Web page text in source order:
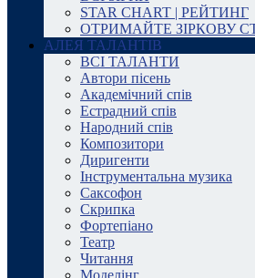
STAR CHART | РЕЙТИНГ
ОТРИМАЙТЕ ЗІРКОВУ
АЛЕЯ ТАЛАНТІВ
ВСІ ТАЛАНТИ
Автори пісень
Академічний спів
Естрадний спів
Народний спів
Композитори
Диригенти
Інструментальна музика
Саксофон
Скрипка
Фортепіано
Театр
Читання
Моделінг